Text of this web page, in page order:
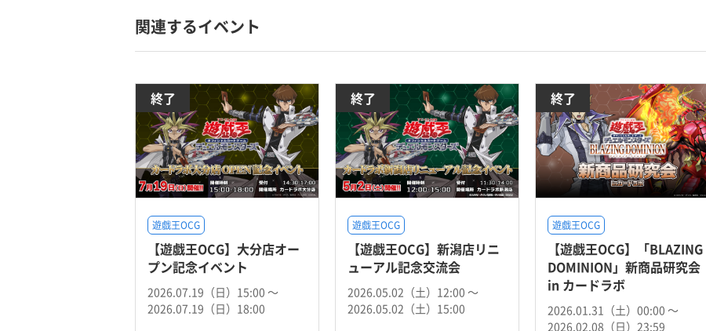
関連するイベント
終了
遊戯王OCG
【遊戯王OCG】大分店オー
プン記念イベント
2026.07.19（日）15:00 〜
2026.07.19（日）18:00
終了
遊戯王OCG
【遊戯王OCG】新潟店リニ
ューアル記念交流会
2026.05.02（土）12:00 〜
2026.05.02（土）15:00
終了
遊戯王OCG
【遊戯王OCG】「BLAZING
DOMINION」新商品研究会
in カードラボ
2026.01.31（土）00:00 〜
2026.02.08（日）23:59